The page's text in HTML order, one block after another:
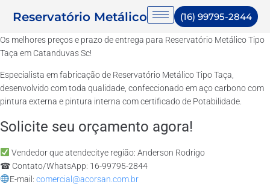
Reservatório Metálico (16) 99795-2844
Os melhores preços e prazo de entrega para Reservatório Metálico Tipo
Taça em Catanduvas Sc!
Especialista em fabricação de Reservatório Metálico Tipo Taça,
desenvolvido com toda qualidade, confeccionado em aço carbono com
pintura externa e pintura interna com certificado de Potabilidade.
Solicite seu orçamento agora!
Vendedor que atendecitye região: Anderson Rodrigo
☎ Contato/WhatsApp: 16-99795-2844
E-mail: comercial@acorsan.com.br